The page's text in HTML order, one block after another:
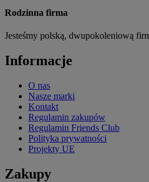
Rodzinna firma
Jesteśmy polską, dwupokoleniową
Informacje
O nas
Nasze marki
Kontakt
Regulamin zakupów
Regulamin Friends Club
Polityka prywatności
Projekty UE
Zakupy